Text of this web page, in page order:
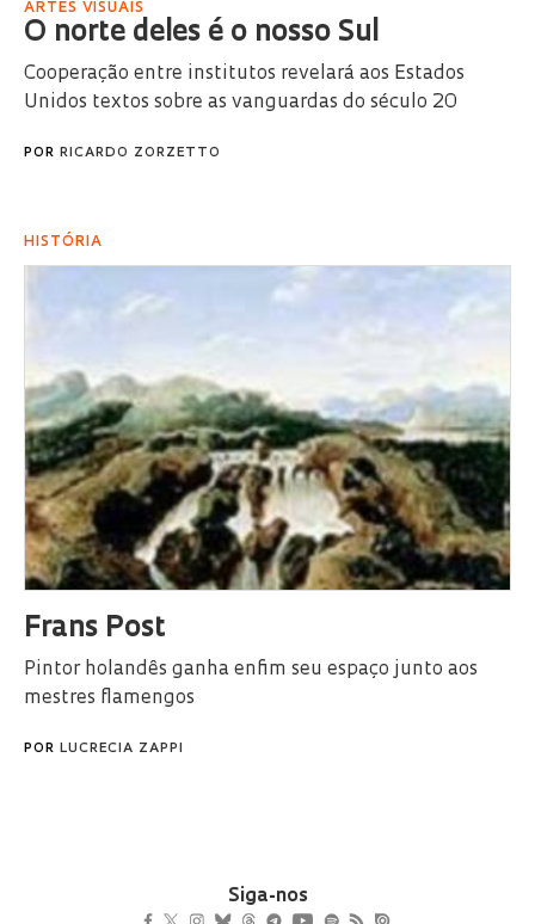
ARTES VISUAIS
O norte deles é o nosso Sul
Cooperação entre institutos revelará aos Estados
Unidos textos sobre as vanguardas do século 20
POR RICARDO ZORZETTO
HISTÓRIA
Frans Post
Pintor holandês ganha enfim seu espaço junto aos
mestres flamengos
POR LUCRECIA ZAPPI
Siga-nos